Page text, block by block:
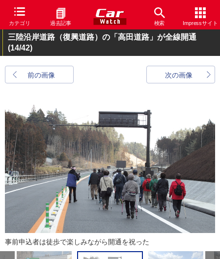
カテゴリ 過去記事 検索 Impressサイト
三陸沿岸道路（復興道路）の「高田道路」が全線開通
(14/42)
前の画像 次の画像
事前申込者は徒歩で楽しみながら開通を祝った